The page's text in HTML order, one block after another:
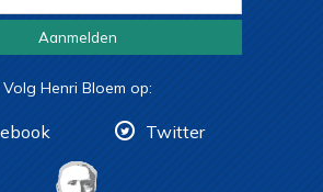
Aanmelden
Volg Henri Bloem op:
Twitter